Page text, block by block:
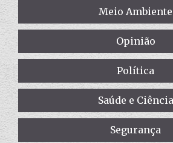
Meio Ambiente
Opinião
Política
Saúde e Ciência
Segurança